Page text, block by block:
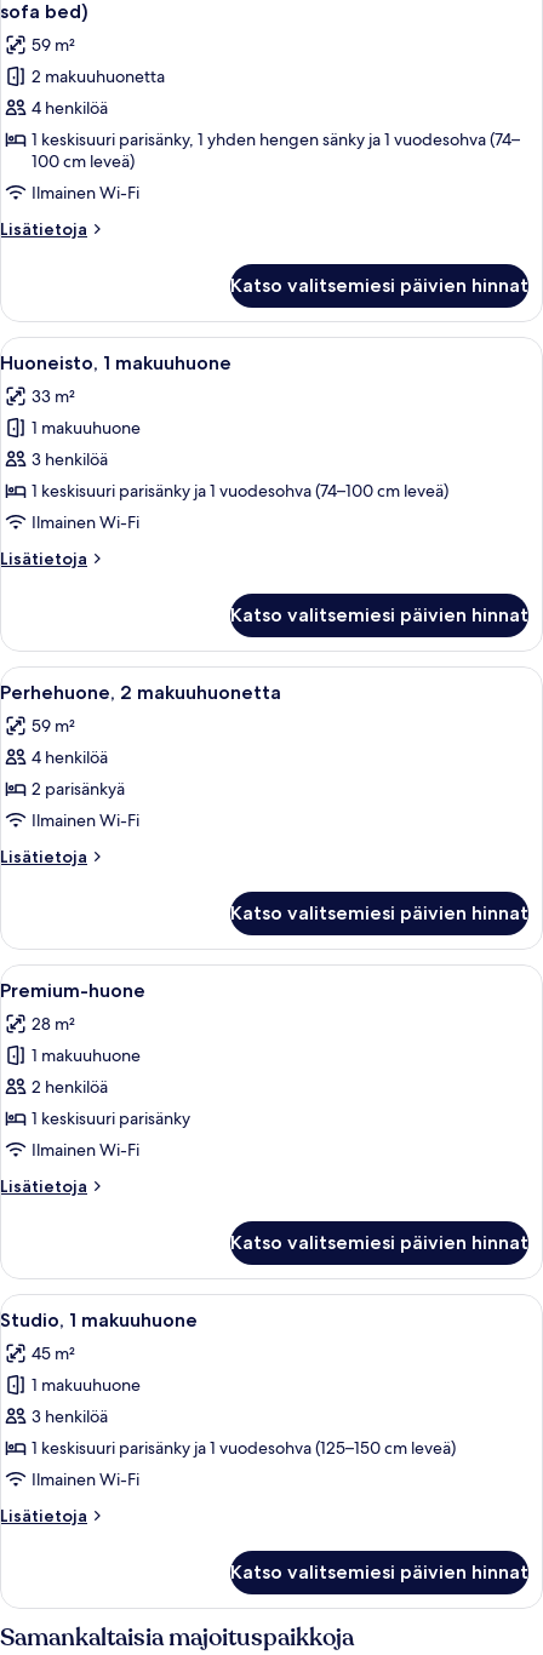
huonetyypin
Huoneisto,
2
makuuhuonetta,
keittiö
(58qm
-
with
bed)
kuvat
sofa bed)
59 m²
2 makuuhuonetta
4 henkilöä
1 keskisuuri parisänky, 1 yhden hengen sänky ja 1 vuodesohva (74–
100 cm leveä)
Ilmainen Wi-Fi
Lisätietoja
Lisätietoja
makuuhuonetta,
keittiö
(58qm
with
small
bed)
Katso valitsemiesi päivien hinnat
Avaa
kaikki
huonetyypin
Huoneisto,
1
makuuhuone
kuvat
Moderni olohuone, jossa on
5
Huoneisto, 1 makuuhuone
33 m²
1 makuuhuone
3 henkilöä
1 keskisuuri parisänky ja 1 vuodesohva (74–100 cm leveä)
Ilmainen Wi-Fi
Lisätietoja
Lisätietoja
makuuhuone
Katso valitsemiesi päivien hinnat
Avaa
kaikki
huonetyypin
Perhehuone,
2
makuuhuonetta
kuvat
Moderni makuuhuone, jossa on
4
Perhehuone, 2 makuuhuonetta
59 m²
4 henkilöä
2 parisänkyä
Ilmainen Wi-Fi
Lisätietoja
Lisätietoja
makuuhuonetta
Katso valitsemiesi päivien hinnat
Avaa
kaikki
huonetyypin
Premium-
huone
kuvat
Moderni hotellihuone, jossa on
5
Premium-huone
28 m²
1 makuuhuone
2 henkilöä
1 keskisuuri parisänky
Ilmainen Wi-Fi
Lisätietoja
Lisätietoja
Katso valitsemiesi päivien hinnat
Avaa
kaikki
huonetyypin
Studio,
1
makuuhuone
kuvat
Moderni makuuhuone, jossa on
5
Studio, 1 makuuhuone
45 m²
1 makuuhuone
3 henkilöä
1 keskisuuri parisänky ja 1 vuodesohva (125–150 cm leveä)
Ilmainen Wi-Fi
Lisätietoja
Lisätietoja
makuuhuone
Katso valitsemiesi päivien hinnat
Samankaltaisia majoituspaikkoja